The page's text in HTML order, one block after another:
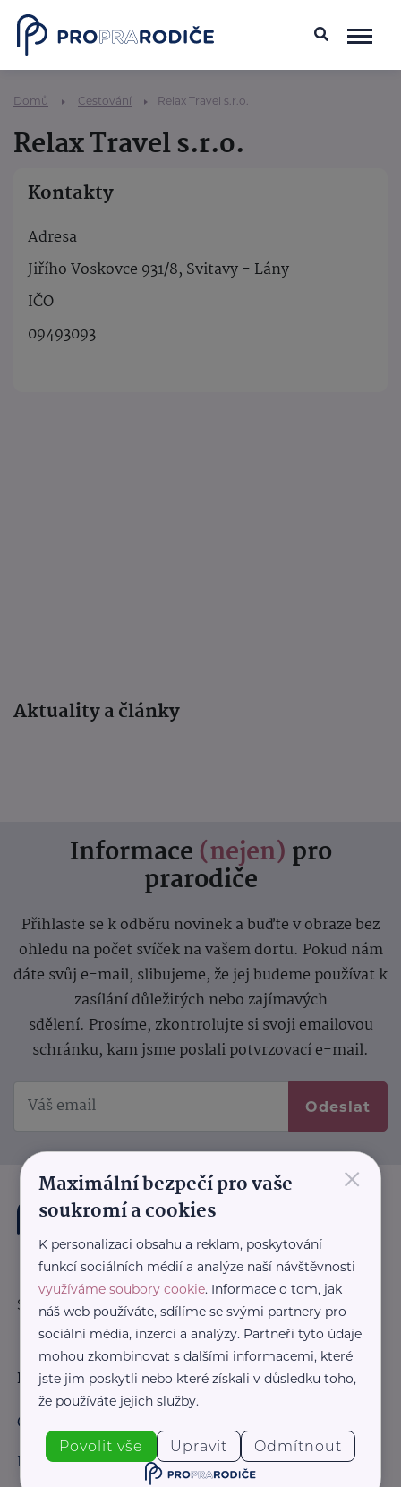
Domů Cestování Relax Travel s.r.o.
Relax Travel s.r.o.
Kontakty
Adresa
Jiřího Voskovce 931/8, Svitavy - Lány
IČO
09493093
Aktuality a články
Informace (nejen) pro
prarodiče
Přihlaste se k odběru novinek a buďte v obraze bez
ohledu na počet svíček na vašem dortu. Pokud nám
dáte svůj e-mail, slibujeme, že jej budeme používat k
zasílání důležitých nebo zajímavých
sdělení. Prosíme, zkontrolujte si svoji emailovou
schránku, kam jsme poslali potvrzovací e-mail.
Odeslat
Sledujte nás:
Důležité odkazy
Obchodní podmínky
Informace pro obchodní partnery
×
Maximální bezpečí pro vaše
soukromí a cookies
K personalizaci obsahu a reklam, poskytování
funkcí sociálních médií a analýze naší návštěvnosti
využíváme soubory cookie. Informace o tom, jak
náš web používáte, sdílíme se svými partnery pro
sociální média, inzerci a analýzy. Partneři tyto údaje
mohou zkombinovat s dalšími informacemi, které
jste jim poskytli nebo které získali v důsledku toho,
že používáte jejich služby.
Povolit vše Upravit Odmítnout